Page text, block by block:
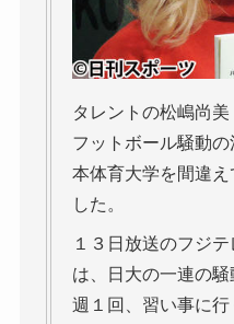
タレントの松嶋尚
フットボール騒動
本体育大学を間違
した。
１３日放送のフジテ
は、日大の一連の
週１回、習い事に